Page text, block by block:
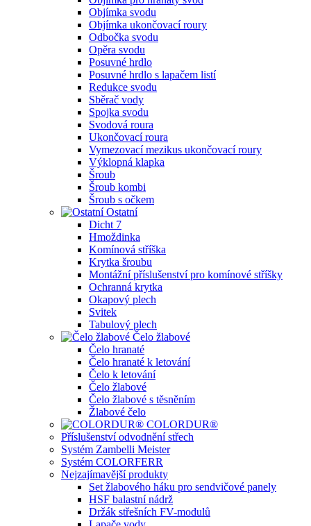
Objímka svodu
Objímka ukončovací roury
Odbočka svodu
Opěra svodu
Posuvné hrdlo
Posuvné hrdlo s lapačem listí
Redukce svodu
Sběrač vody
Spojka svodu
Svodová roura
Ukončovací roura
Vymezovací mezikus ukončovací roury
Výklopná klapka
Šroub
Šroub kombi
Šroub s očkem
Ostatní
Dicht 7
Hmoždinka
Komínová stříška
Krytka šroubu
Montážní příslušenství pro komínové stříšky
Ochranná krytka
Okapový plech
Svitek
Tabulový plech
Čelo žlabové
Čelo hranaté
Čelo hranaté k letování
Čelo k letování
Čelo žlabové
Čelo žlabové s těsněním
Žlabové čelo
COLORDUR®
Příslušenství odvodnění střech
Systém Zambelli Meister
Systém COLORFERR
Nejzajímavější produkty
Set žlabového háku pro sendvičové panely
HSF balastní nádrž
Držák střešních FV-modulů